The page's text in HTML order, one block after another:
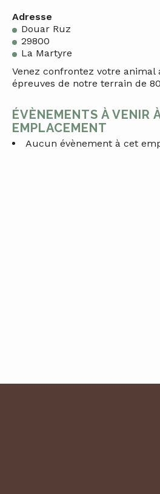
Adresse
Douar Ruz
29800
La Martyre
Venez confrontez votre animal
épreuves de notre terrain de
ÉVÈNEMENTS À VENIR
EMPLACEMENT
Aucun évènement à cet